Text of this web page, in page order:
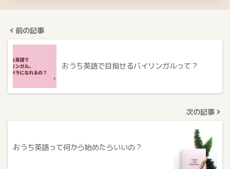
前の記事
おうち英語で目指せるバイリンガルって？
次の記事
おうち英語って何から始めたらいいの？